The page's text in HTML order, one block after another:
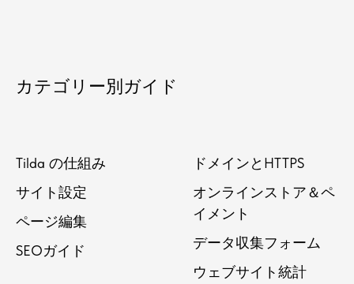
カテゴリー別ガイド
Tilda の仕組み
サイト設定
ページ編集
SEOガイド
ドメインとHTTPS
オンラインストア＆ペ
イメント
データ収集フォーム
ウェブサイト統計